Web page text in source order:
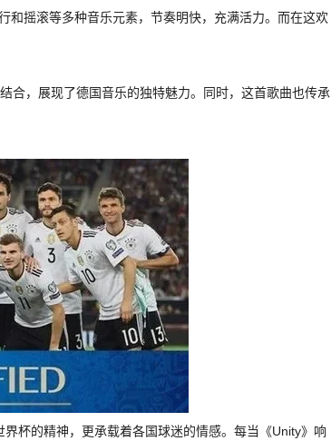
和摇滚等多种音乐元素，节奏明快，充满活力。而在这欢
合，展现了德国音乐的独特魅力。同时，这首歌曲也传承
杯的精神，更承载着各国球迷的情感。每当《Unity》响